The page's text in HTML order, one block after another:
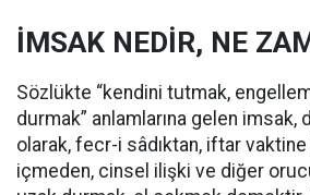
İMSAK NEDİR, NE
Sözlükte “kendini tutmak,
durmak” anlamlarına gelen imsak,
olarak, fecr-i sâdıktan, iftar
içmeden, cinsel ilişki ve diğer